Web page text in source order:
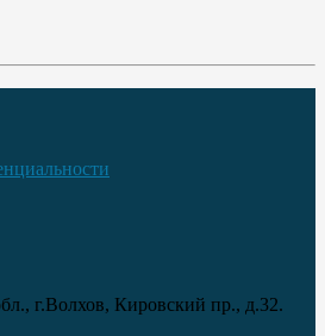
г.Волхов, Кировский пр., д.32.